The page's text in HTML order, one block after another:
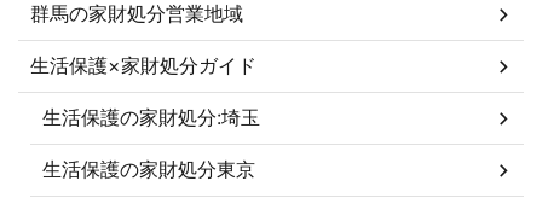
群馬の家財処分営業地域
生活保護×家財処分ガイド
生活保護の家財処分:埼玉
生活保護の家財処分東京